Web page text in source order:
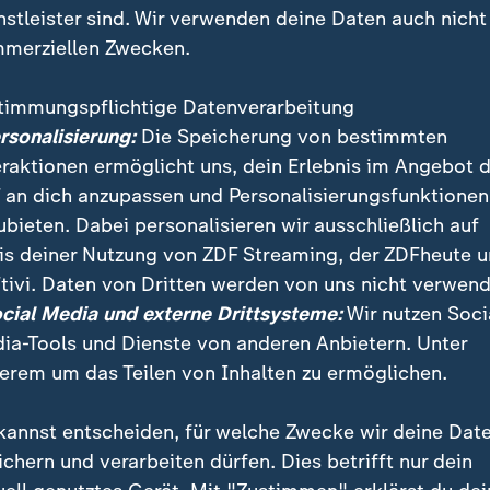
vielleicht mit Vertretern des Irans treffen, so US-
werde vorbereitet. Der Iran hatte die USA um
sind. Wir verwenden deine Daten auch nicht
Zwecken.
Datenverarbeitung
Die Speicherung von bestimmten
ermöglicht uns, dein Erlebnis im Angebot
an dich anzupassen und Personalisierungsfunktionen
Dabei personalisieren wir ausschließlich auf
deiner Nutzung von ZDF Streaming, der ZDFheute
Daten von Dritten werden von uns nicht
Media und externe Drittsysteme:Wir nutzen
Tools und Dienste von anderen Anbietern. Unter
um das Teilen von Inhalten zu ermöglichen.
entscheiden, für welche Zwecke wir deine
und verarbeiten dürfen. Dies betrifft nur dein